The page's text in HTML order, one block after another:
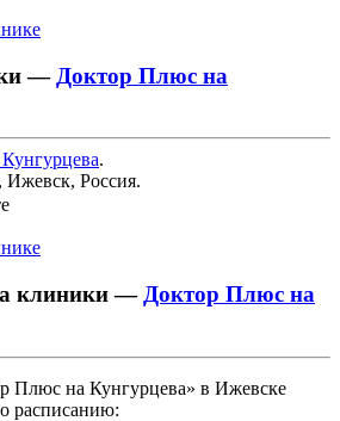
— Доктор Плюс на
.
, Ижевск, Россия.
клиники — Доктор Плюс на
Плюс на Кунгурцева» в Ижевске
расписанию: